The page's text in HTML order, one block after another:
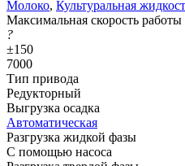
Молоко, Культуральная
Максимальная скорость
?
±150
7000
Тип привода
Редукторный
Выгрузка осадка
Автоматическая
Разгрузка жидкой фазы
С помощью насоса